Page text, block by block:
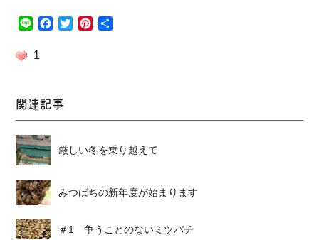
Line Facebook
TwitterPinterest
1
関連記事
厳しい冬を乗り越えて
みつばちの新年度が始まります
＃1 争うことのないミツバチ